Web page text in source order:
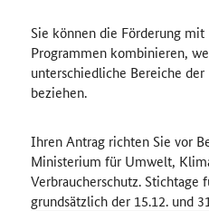
Sie können die Förderung
Programmen kombinieren,
unterschiedliche Bereiche
beziehen.
Ihren Antrag richten Sie vor
Ministerium für Umwelt,
Verbraucherschutz. Stichtage
grundsätzlich der 15.12. und